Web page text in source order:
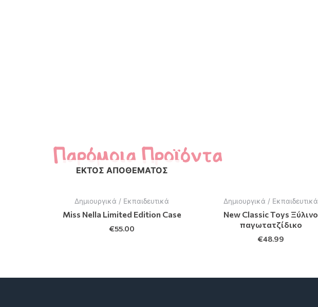
Παρόμοια Προϊόντα
ΕΚΤΌΣ ΑΠΟΘΈΜΑΤΟΣ
Δημιουργικά / Εκπαιδευτικά
Miss Nella Limited Edition Case
€55.00
Δημιουργικά / Εκπαιδευτικά
New Classic Toys Ξύλινο
παγωτατζίδικο
€48.99